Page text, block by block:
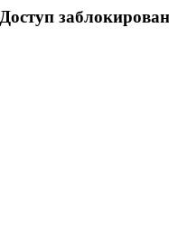
Доступ